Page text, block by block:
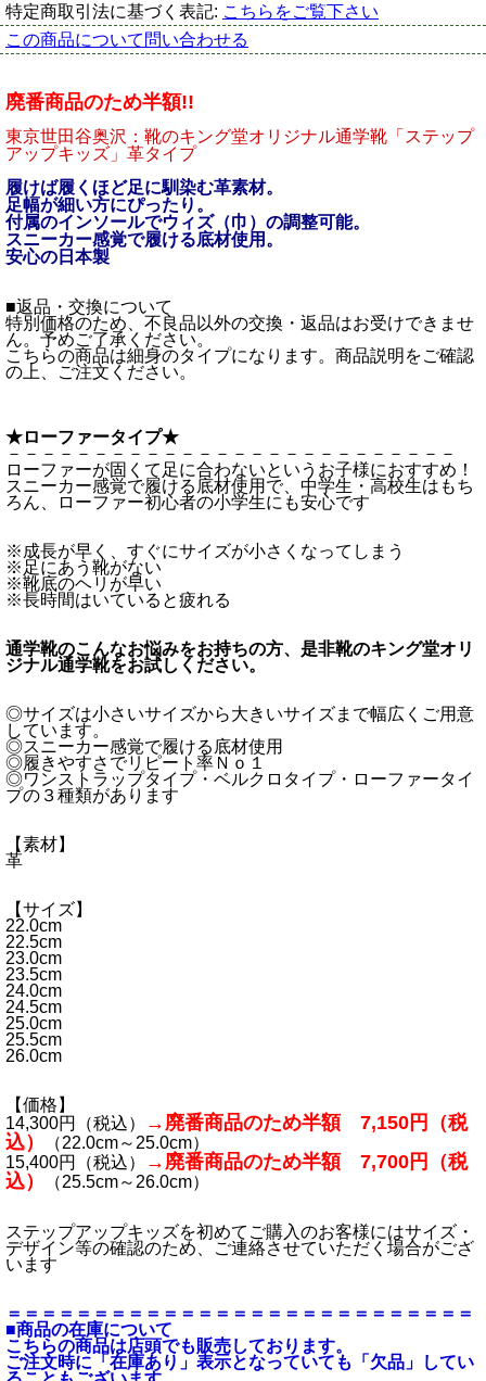
特定商取引法に基づく表記: こちらをご覧下さい
この商品について問い合わせる
廃番商品のため半額!!
東京世田谷奥沢：靴のキング堂オリジナル通学靴「ステップ
アップキッズ」革タイプ
履けば履くほど足に馴染む革素材。
足幅が細い方にぴったり。
付属のインソールでウィズ（巾）の調整可能。
スニーカー感覚で履ける底材使用。
安心の日本製
■返品・交換について
特別価格のため、不良品以外の交換・返品はお受けできませ
ん。予めご了承ください。
こちらの商品は細身のタイプになります。商品説明をご確認
の上、ご注文ください。
★ローファータイプ★
－－－－－－－－－－－－－－－－－－－－－－－－－－
ローファーが固くて足に合わないというお子様におすすめ！
スニーカー感覚で履ける底材使用で、中学生・高校生はもち
ろん、ローファー初心者の小学生にも安心です
※成長が早く、すぐにサイズが小さくなってしまう
※足にあう靴がない
※靴底のヘリが早い
※長時間はいていると疲れる
通学靴のこんなお悩みをお持ちの方、是非靴のキング堂オリ
ジナル通学靴をお試しください。
◎サイズは小さいサイズから大きいサイズまで幅広くご用意
しています。
◎スニーカー感覚で履ける底材使用
◎履きやすさでリピート率Ｎｏ１
◎ワンストラップタイプ・ベルクロタイプ・ローファータイ
プの３種類があります
【素材】
革
【サイズ】
22.0cm
22.5cm
23.0cm
23.5cm
24.0cm
24.5cm
25.0cm
25.5cm
26.0cm
【価格】
14,300円（税込）
→廃番商品のため半額 7,150円（税
込）
（22.0cm～25.0cm）
15,400円（税込）
→廃番商品のため半額 7,700円（税
込）
（25.5cm～26.0cm）
ステップアップキッズを初めてご購入のお客様にはサイズ・
デザイン等の確認のため、ご連絡させていただく場合がござ
います
＝＝＝＝＝＝＝＝＝＝＝＝＝＝＝＝＝＝＝＝＝＝＝＝＝＝＝
■商品の在庫について
こちらの商品は店頭でも販売しております。
ご注文時に「在庫あり」表示となっていても「欠品」してい